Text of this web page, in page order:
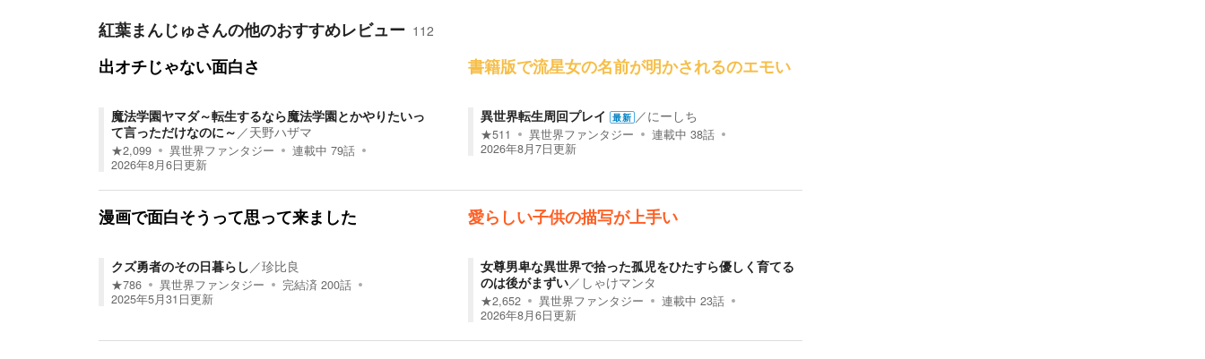
紅葉まんじゅさんの他のおすすめレビュー 112
出オチじゃない面白さ
魔法学園ヤマダ～転生するなら魔法学園とかやりたいっ
て言っただけなのに～ ／天野ハザマ
★2,099 異世界ファンタジー 連載中 79話
2026年8月6日更新
書籍版で流星女の名前が明かされるのエモい
異世界転生周回プレイ 最新 ／にーしち
★511 異世界ファンタジー 連載中 38話
2026年8月7日更新
漫画で面白そうって思って来ました
クズ勇者のその日暮らし／珍比良
★786 異世界ファンタジー 完結済 200話
2025年5月31日更新
愛らしい子供の描写が上手い
女尊男卑な異世界で拾った孤児をひたすら優しく育てる
のは後がまずい／ しゃけマンタ
★2,652 異世界ファンタジー 連載中 23話
2026年8月6日更新